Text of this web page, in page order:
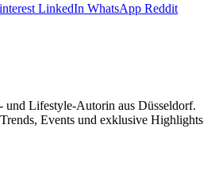
LinkedIn WhatsApp Reddit
und Lifestyle-Autorin aus Düsseldorf.
Events und exklusive Highlights